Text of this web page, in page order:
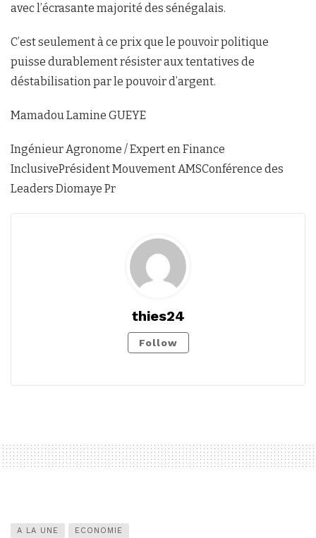
avec l’écrasante majorité des sénégalais.
C’est seulement à ce prix que le pouvoir politique
puisse durablement résister aux tentatives de
déstabilisation par le pouvoir d’argent.
Mamadou Lamine GUEYE
Ingénieur Agronome / Expert en Finance
InclusivePrésident Mouvement AMSConférence des
Leaders Diomaye Pr
thies24
Follow
A LA UNE ECONOMIE